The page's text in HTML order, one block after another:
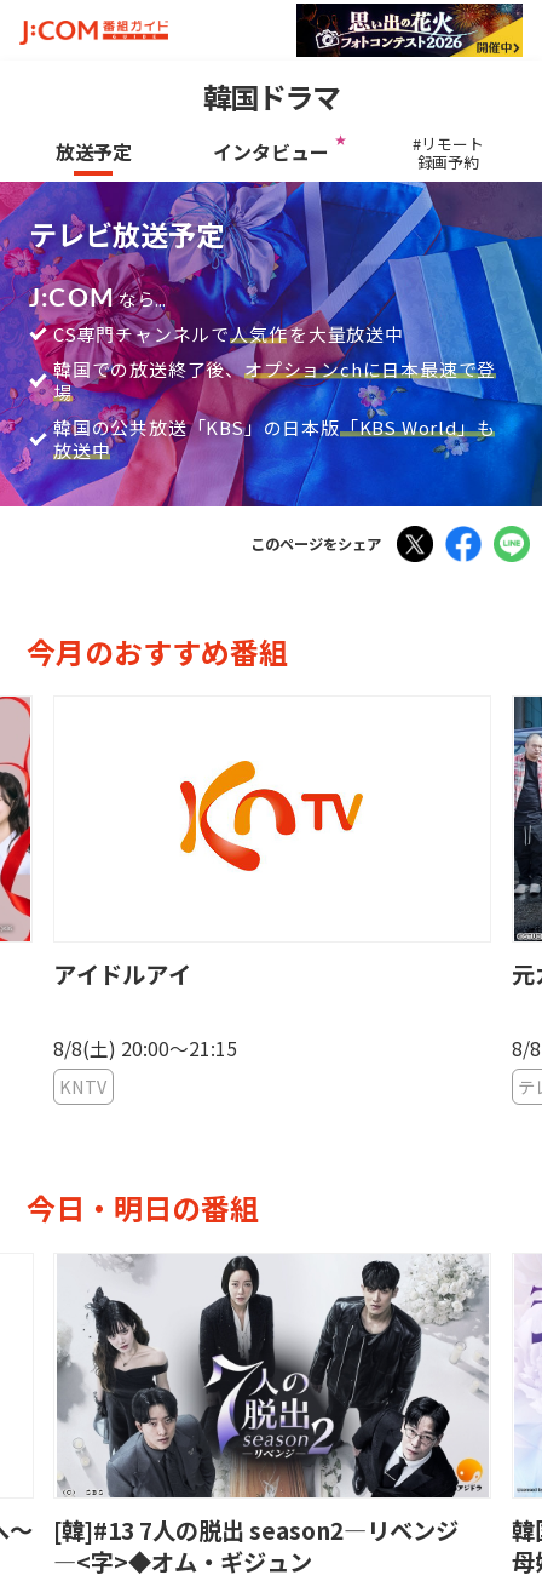
韓国ドラマ
放送予定 インタビュー #リモート
録画予約
テレビ放送予定
J:COMなら...
CS専門チャンネルで⼈気作を⼤量放送中
韓国での放送終了後、オプションchに日本最速で登
場
韓国の公共放送「KBS」の日本版「KBS World」も
放送中
このページをシェア Tweet
今月のおすすめ番組
アイドルアイ
8/8(土) 20:00〜21:15
KNTV
元
8/
テ
今日・明日の番組
〜
[韓]#13 7人の脱出 season2―リベンジ
―<字>◆オム・ギジュン
韓